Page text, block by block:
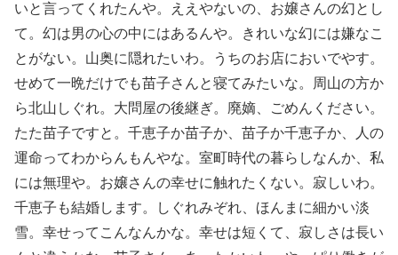
いと言ってくれたんや。ええやないの、お嬢さんの幻とし
て。幻は男の心の中にはあるんや。きれいな幻には嫌なこ
とがない。山奥に隠れたいわ。うちのお店においでやす。
せめて一晩だけでも苗子さんと寝てみたいな。周山の方か
ら北山しぐれ。大問屋の後継ぎ。廃嫡、ごめんください。
たた苗子ですと。千恵子か苗子か、苗子か千恵子か、人の
運命ってわからんもんやな。室町時代の暮らしなんか、私
には無理や。お嬢さんの幸せに触れたくない。寂しいわ。
千恵子も結婚します。しぐれみぞれ、ほんまに細かい淡
雪。幸せってこんなんかな。幸せは短くて、寂しさは長い